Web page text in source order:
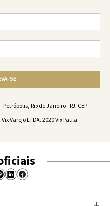
SE
Rio de Janeiro - RJ. CEP:
Varejo LTDA. 2020 Vix Paula